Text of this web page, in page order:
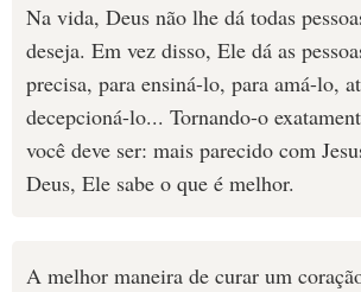
Na vida, Deus não lhe dá todas
deseja. Em vez disso, Ele dá as
precisa, para ensiná-lo, para amá-lo,
decepcioná-lo... Tornando-o
você deve ser: mais parecido com
Deus, Ele sabe o que é melhor.
A melhor maneira de curar um